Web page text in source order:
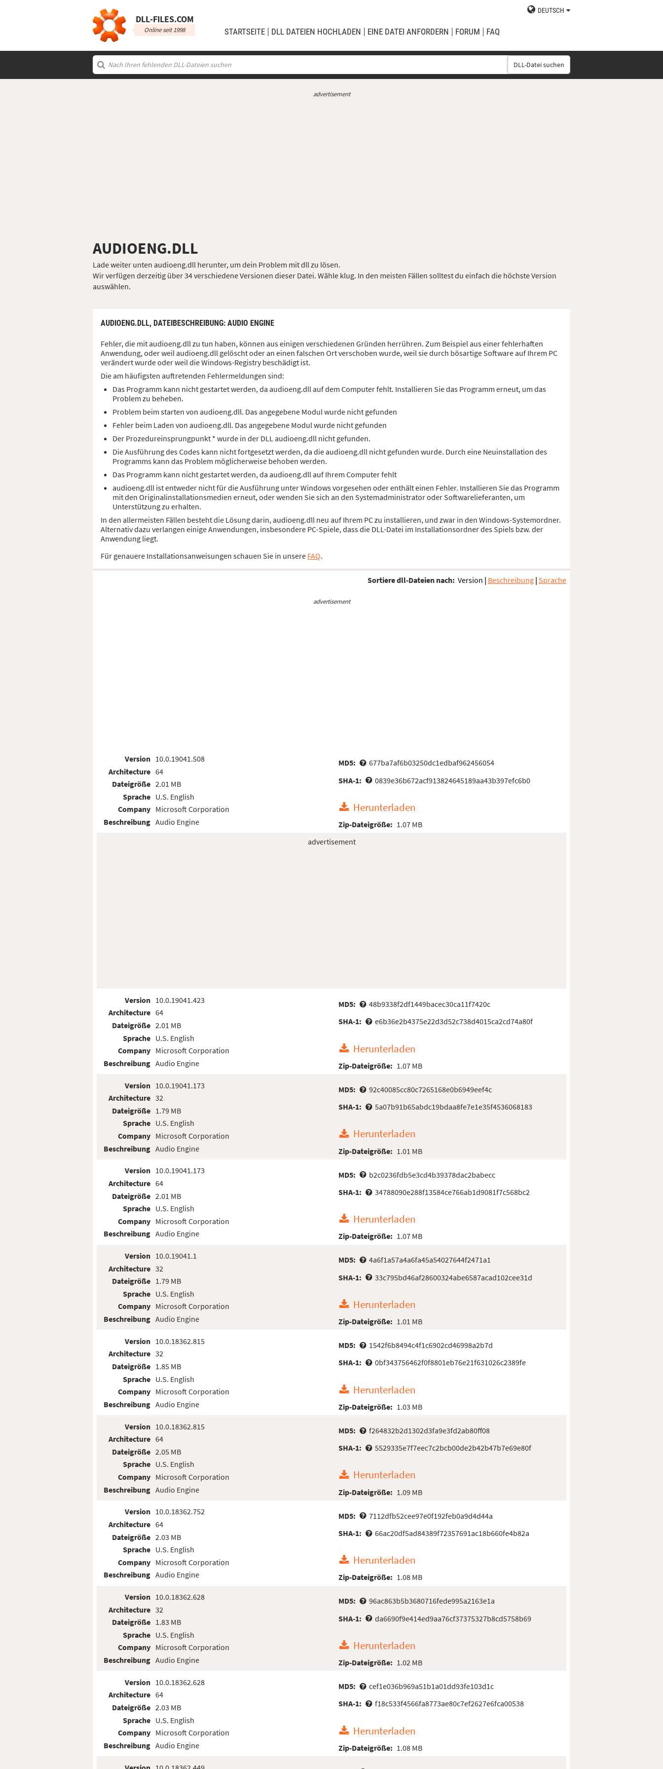
DLL‑FILES.COM
Online seit 1998
DEUTSCH
STARTSEITE DLL DATEIEN HOCHLADEN EINE DATEI ANFORDERN FORUM FAQ
DLL-Datei suchen
advertisement
AUDIOENG.DLL
Lade weiter unten audioeng.dll herunter, um dein Problem mit dll zu lösen.
Wir verfügen derzeitig über 34 verschiedene Versionen dieser Datei. Wähle klug. In den meisten Fällen solltest du einfach die höchste Version
auswählen.
AUDIOENG.DLL, DATEIBESCHREIBUNG: AUDIO ENGINE
Fehler, die mit audioeng.dll zu tun haben, können aus einigen verschiedenen Gründen herrühren. Zum Beispiel aus einer fehlerhaften
Anwendung, oder weil audioeng.dll gelöscht oder an einen falschen Ort verschoben wurde, weil sie durch bösartige Software auf Ihrem PC
verändert wurde oder weil die Windows-Registry beschädigt ist.
Die am häufigsten auftretenden Fehlermeldungen sind:
Das Programm kann nicht gestartet werden, da audioeng.dll auf dem Computer fehlt. Installieren Sie das Programm erneut, um das
Problem zu beheben.
Problem beim starten von audioeng.dll. Das angegebene Modul wurde nicht gefunden
Fehler beim Laden von audioeng.dll. Das angegebene Modul wurde nicht gefunden
Der Prozedureinsprungpunkt * wurde in der DLL audioeng.dll nicht gefunden.
Die Ausführung des Codes kann nicht fortgesetzt werden, da die audioeng.dll nicht gefunden wurde. Durch eine Neuinstallation des
Programms kann das Problem möglicherweise behoben werden.
Das Programm kann nicht gestartet werden, da audioeng.dll auf Ihrem Computer fehlt
audioeng.dll ist entweder nicht für die Ausführung unter Windows vorgesehen oder enthält einen Fehler. Installieren Sie das Programm
mit den Originalinstallationsmedien erneut, oder wenden Sie sich an den Systemadministrator oder Softwarelieferanten, um
Unterstützung zu erhalten.
In den allermeisten Fällen besteht die Lösung darin, audioeng.dll neu auf Ihrem PC zu installieren, und zwar in den Windows-Systemordner.
Alternativ dazu verlangen einige Anwendungen, insbesondere PC-Spiele, dass die DLL-Datei im Installationsordner des Spiels bzw. der
Anwendung liegt.
Für genauere Installationsanweisungen schauen Sie in unsere FAQ.
Sortiere dll-Dateien nach: Version | Beschreibung | Sprache
advertisement
Version
Architecture
Dateigröße
Sprache
Company
Beschreibung
10.0.19041.508
64
2.01 MB
U.S. English
Microsoft Corporation
Audio Engine
MD5:
677ba7af6b03250dc1edbaf962456054
SHA-1:
0839e36b672acf913824645189aa43b397efc6b0
Herunterladen
Zip-Dateigröße: 1.07 MB
advertisement
Version
Architecture
Dateigröße
Sprache
Company
Beschreibung
10.0.19041.423
64
2.01 MB
U.S. English
Microsoft Corporation
Audio Engine
MD5:
48b9338f2df1449bacec30ca11f7420c
SHA-1:
e6b36e2b4375e22d3d52c738d4015ca2cd74a80f
Herunterladen
Zip-Dateigröße: 1.07 MB
Version
Architecture
Dateigröße
Sprache
Company
Beschreibung
10.0.19041.173
32
1.79 MB
U.S. English
Microsoft Corporation
Audio Engine
MD5:
92c40085cc80c7265168e0b6949eef4c
SHA-1:
5a07b91b65abdc19bdaa8fe7e1e35f4536068183
Herunterladen
Zip-Dateigröße: 1.01 MB
Version
Architecture
Dateigröße
Sprache
Company
Beschreibung
10.0.19041.173
64
2.01 MB
U.S. English
Microsoft Corporation
Audio Engine
MD5:
b2c0236fdb5e3cd4b39378dac2babecc
SHA-1:
34788090e288f13584ce766ab1d9081f7c568bc2
Herunterladen
Zip-Dateigröße: 1.07 MB
Version
Architecture
Dateigröße
Sprache
Company
Beschreibung
10.0.19041.1
32
1.79 MB
U.S. English
Microsoft Corporation
Audio Engine
MD5:
4a6f1a57a4a6fa45a54027644f2471a1
SHA-1:
33c795bd46af28600324abe6587acad102cee31d
Herunterladen
Zip-Dateigröße: 1.01 MB
Version
Architecture
Dateigröße
Sprache
Company
Beschreibung
10.0.18362.815
32
1.85 MB
U.S. English
Microsoft Corporation
Audio Engine
MD5:
1542f6b8494c4f1c6902cd46998a2b7d
SHA-1:
0bf343756462f0f8801eb76e21f631026c2389fe
Herunterladen
Zip-Dateigröße: 1.03 MB
Version
Architecture
Dateigröße
Sprache
Company
Beschreibung
10.0.18362.815
64
2.05 MB
U.S. English
Microsoft Corporation
Audio Engine
MD5:
f264832b2d1302d3fa9e3fd2ab80ff08
SHA-1:
5529335e7f7eec7c2bcb00de2b42b47b7e69e80f
Herunterladen
Zip-Dateigröße: 1.09 MB
Version
Architecture
Dateigröße
Sprache
Company
Beschreibung
10.0.18362.752
64
2.03 MB
U.S. English
Microsoft Corporation
Audio Engine
MD5:
7112dfb52cee97e0f192feb0a9d4d44a
SHA-1:
66ac20df5ad84389f72357691ac18b660fe4b82a
Herunterladen
Zip-Dateigröße: 1.08 MB
Version
Architecture
Dateigröße
Sprache
Company
Beschreibung
10.0.18362.628
32
1.83 MB
U.S. English
Microsoft Corporation
Audio Engine
MD5:
96ac863b5b3680716fede995a2163e1a
SHA-1:
da6690f9e414ed9aa76cf37375327b8cd5758b69
Herunterladen
Zip-Dateigröße: 1.02 MB
Version
Architecture
Dateigröße
Sprache
Company
Beschreibung
10.0.18362.628
64
2.03 MB
U.S. English
Microsoft Corporation
Audio Engine
MD5:
cef1e036b969a51b1a01dd93fe103d1c
SHA-1:
f18c533f4566fa8773ae80c7ef2627e6fca00538
Herunterladen
Zip-Dateigröße: 1.08 MB